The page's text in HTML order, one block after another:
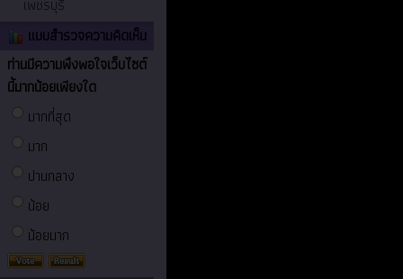
เพชรบุรี
แบบสำรวจความคิดเห็น
ท่านมีความพึงพอใจเว็บไซต์
นี้มากน้อยเพียงใด
มากที่สุด
มาก
ปานกลาง
น้อย
น้อยมาก